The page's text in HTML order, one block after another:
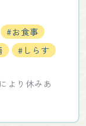
#お食事
#しらす
より休みあ